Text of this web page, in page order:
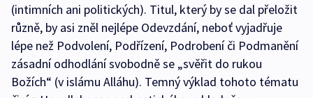
(intimních ani politických). Titul, který by se dal přeložit
různě, by asi zněl nejlépe Odevzdání, neboť vyjadřuje
lépe než Podvolení, Podřízení, Podrobení či Podmanění
zásadní odhodlání svobodně se „svěřit do rukou
Božích“ (v islámu Alláhu). Temný výklad tohoto tématu